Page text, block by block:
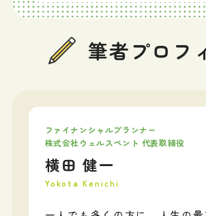
筆者プロフ
ファイナンシャルプランナー
株式会社ウェルスペント 代表取締役
横田 健一
Yokota Kenichi